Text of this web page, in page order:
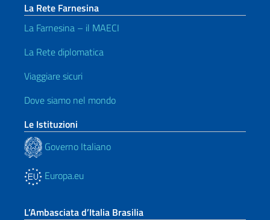
La Rete Farnesina
La Farnesina – il MAECI
La Rete diplomatica
Viaggiare sicuri
Dove siamo nel mondo
Le Istituzioni
Governo Italiano
Europa.eu
L’Ambasciata d’Italia Brasilia